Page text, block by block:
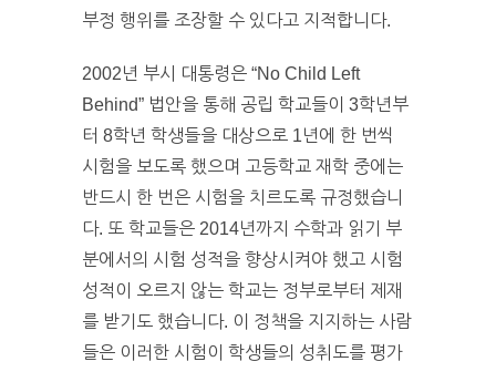
부정 행위를 조장할 수 있다고 지적합니다.
2002년 부시 대통령은 “No Child Left
Behind” 법안을 통해 공립 학교들이 3학년부
터 8학년 학생들을 대상으로 1년에 한 번씩
시험을 보도록 했으며 고등학교 재학 중에는
반드시 한 번은 시험을 치르도록 규정했습니
다. 또 학교들은 2014년까지 수학과 읽기 부
분에서의 시험 성적을 향상시켜야 했고 시험
성적이 오르지 않는 학교는 정부로부터 제재
를 받기도 했습니다. 이 정책을 지지하는 사람
들은 이러한 시험이 학생들의 성취도를 평가